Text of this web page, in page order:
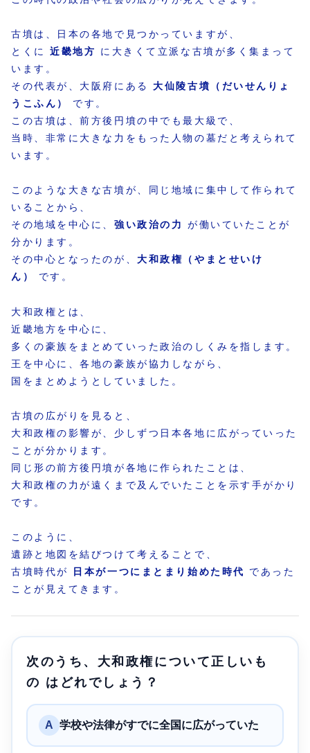
古墳は、日本の各地で見つかっていますが、
とくに近畿地方
に大きくて立派な古墳が多く集まって
います。
その代表が、大阪府にある大仙陵古墳（だいせんりょ
うこふん）
です。
この古墳は、前方後円墳の中でも最大級で、
当時、非常に大きな力をもった人物の墓だと考えられて
います。
このような大きな古墳が、同じ地域に集中して作られて
いることから、
その地域を中心に、強い政治の力
が働いていたことが
分かります。
その中心となったのが、大和政権（やまとせいけ
ん）
です。
大和政権とは、
近畿地方を中心に、
多くの豪族をまとめていった政治のしくみを指します。
王を中心に、各地の豪族が協力しながら、
国をまとめようとしていました。
古墳の広がりを見ると、
大和政権の影響が、少しずつ日本各地に広がっていった
ことが分かります。
同じ形の前方後円墳が各地に作られたことは、
大和政権の力が遠くまで及んでいたことを示す手がかり
です。
このように、
遺跡と地図を結びつけて考えることで、
古墳時代が
日本が一つにまとまり始めた時代
であった
ことが見えてきます。
次のうち、大和政権について正しいも
の はどれでしょう？
A 学校や法律がすでに全国に広がっていた